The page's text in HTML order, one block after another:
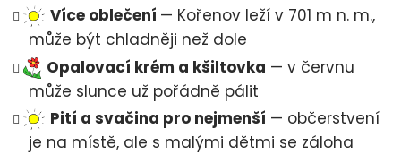
Více oblečení — Kořenov leží v 701 m n. m.,
může být chladněji než dole
Opalovací krém a kšiltovka — v červnu
může slunce už pořádně pálit
Pití a svačina pro nejmenší — občerstvení
je na místě, ale s malými dětmi se záloha